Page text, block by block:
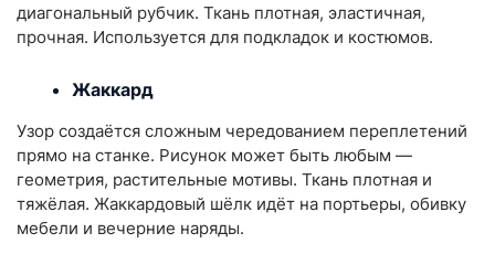
диагональный рубчик. Ткань плотная, эластичная,
прочная. Используется для подкладок и костюмов.
Жаккард
Узор создаётся сложным чередованием переплетений
прямо на станке. Рисунок может быть любым —
геометрия, растительные мотивы. Ткань плотная и
тяжёлая. Жаккардовый шёлк идёт на портьеры, обивку
мебели и вечерние наряды.